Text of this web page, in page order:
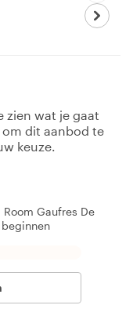
zien wat je gaat
om dit aanbod te
keuze.
Gaufres De